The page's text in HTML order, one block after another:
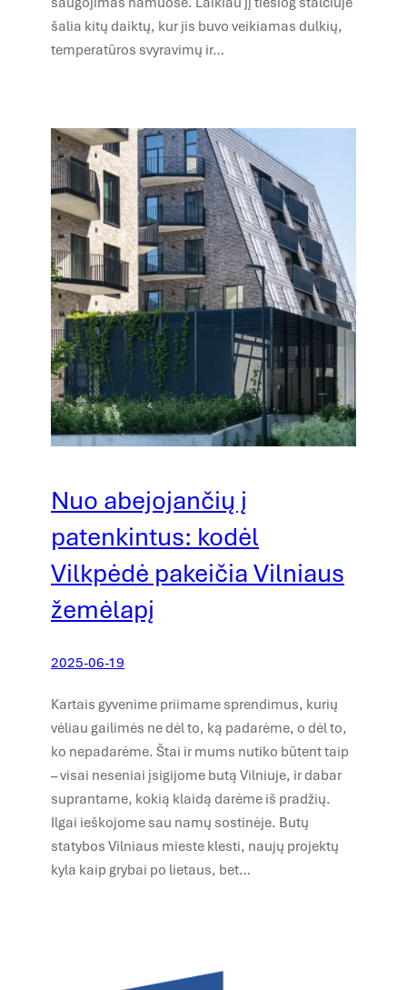
šalia kitų daiktų, kur jis buvo veikiamas dulkių,
temperatūros svyravimų ir…
Nuo abejojančių į
patenkintus: kodėl
Vilkpėdė pakeičia Vilniaus
žemėlapį
2025-06-19
Kartais gyvenime priimame sprendimus, kurių
vėliau gailimės ne dėl to, ką padarėme, o dėl to,
ko nepadarėme. Štai ir mums nutiko būtent taip
– visai neseniai įsigijome butą Vilniuje, ir dabar
suprantame, kokią klaidą darėme iš pradžių.
Ilgai ieškojome sau namų sostinėje. Butų
statybos Vilniaus mieste klesti, naujų projektų
kyla kaip grybai po lietaus, bet…